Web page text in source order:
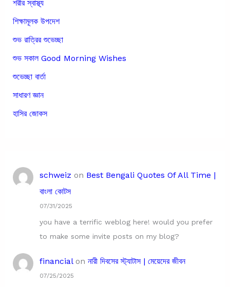
শরীর স্বাস্থ্য
শিক্ষামূলক উপদেশ
শুভ রাত্রির শুভেচ্ছা
শুভ সকাল Good Morning Wishes
শুভেচ্ছা বার্তা
সাধারণ জ্ঞান
হাসির জোকস
schweiz on Best Bengali Quotes Of All Time |
বাংলা কোটস
07/31/2025
you have a terrific weblog here! would you prefer
to make some invite posts on my blog?
financialon নারী দিবসের স্ট্যাটাস | মেয়েদের জীবন
07/25/2025